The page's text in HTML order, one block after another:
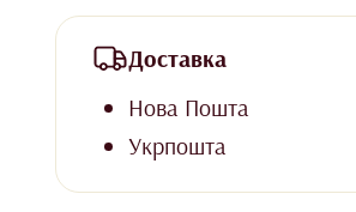
Доставка
Нова Пошта
Укрпошта